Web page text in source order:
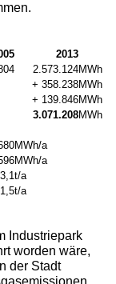
2013
2.573.124MWh
+ 358.238MWh
+ 139.846MWh
3.071.208MWh
MWh/a
MWh/a
3,1t/a
1,5t/a
Industriepark
worden wäre,
der Stadt